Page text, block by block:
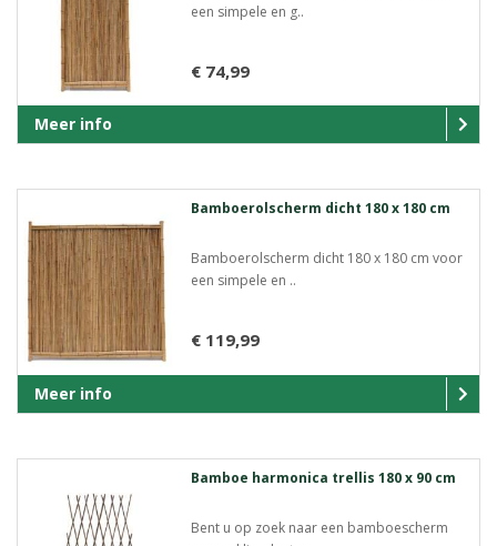
een simpele en g..
€ 74,99
Meer info
Bamboerolscherm dicht 180 x 180 cm
Bamboerolscherm dicht 180 x 180 cm voor
een simpele en ..
€ 119,99
Meer info
Bamboe harmonica trellis 180 x 90 cm
Bent u op zoek naar een bamboescherm